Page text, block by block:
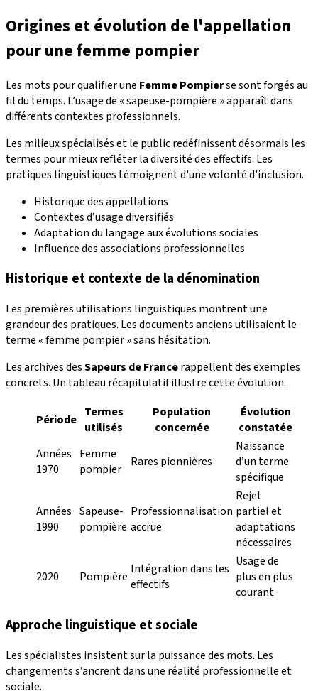
Origines et évolution de l'appellation
pour une femme pompier
Les mots pour qualifier une Femme Pompierse sont forgés au
fil du temps. L’usage de « sapeuse-pompière » apparaît dans
différents contextes professionnels.
Les milieux spécialisés et le public redéfinissent désormais les
termes pour mieux refléter la diversité des effectifs. Les
pratiques linguistiques témoignent d'une volonté d'inclusion.
Historique des appellations
Contextes d’usage diversifiés
Adaptation du langage aux évolutions sociales
Influence des associations professionnelles
Historique et contexte de la dénomination
Les premières utilisations linguistiques montrent une
grandeur des pratiques. Les documents anciens utilisaient le
terme « femme pompier » sans hésitation.
Les archives desSapeurs de Francerappellent des exemples
concrets. Un tableau récapitulatif illustre cette évolution.
Période Termes
utilisés
Population
concernée
Évolution
constatée
Années
1970
Femme
pompier
Rares pionnières
Naissance
d’un terme
spécifique
Années
1990
Sapeuse-
pompière
Professionnalisation
accrue
Rejet
partiel et
adaptations
nécessaires
2020 Pompière Intégration dans les
effectifs
Usage de
plus en plus
courant
Approche linguistique et sociale
Les spécialistes insistent sur la puissance des mots. Les
changements s’ancrent dans une réalité professionnelle et
sociale.